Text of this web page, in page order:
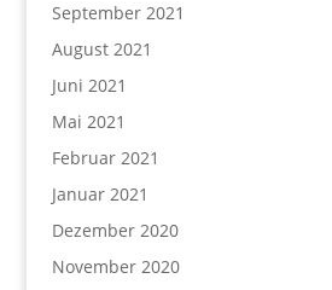
September 2021
August 2021
Juni 2021
Mai 2021
Februar 2021
Januar 2021
Dezember 2020
November 2020